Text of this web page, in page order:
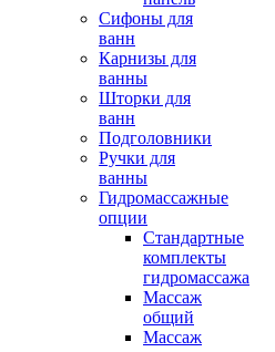
Сифоны для
ванн
Карнизы для
ванны
Шторки для
ванн
Подголовники
Ручки для
ванны
Гидромассажные
опции
Стандартные
комплекты
гидромассажа
Массаж
общий
Массаж